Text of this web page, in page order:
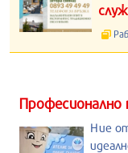
Професионално
Ние